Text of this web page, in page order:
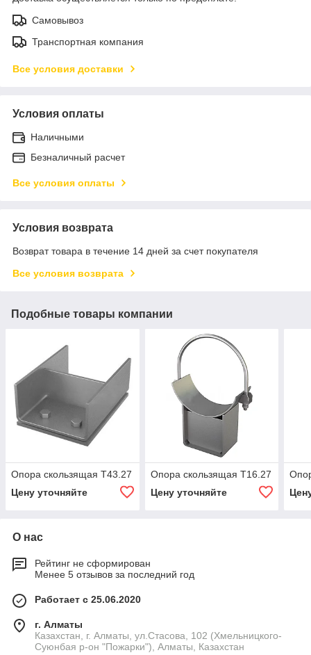
Самовывоз
Транспортная компания
Все условия доставки
Условия оплаты
Наличными
Безналичный расчет
Все условия оплаты
Условия возврата
Возврат товара в течение 14 дней за счет покупателя
Все условия возврата
Подобные товары компании
Опора скользящая Т43.27
Цену уточняйте
Опора скользящая Т16.27
Цену уточняйте
О нас
Рейтинг не сформирован
Менее 5 отзывов за последний год
Работает с 25.06.2020
г. Алматы
Казахстан, г. Алматы, ул.Стасова, 102 (Хмельницкого-
Суюнбая р-он "Пожарки"), Алматы, Казахстан